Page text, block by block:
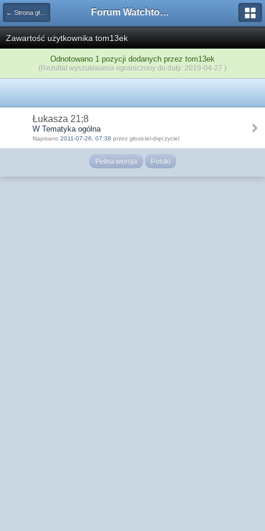
← Strona główna Forum Watchtower
Zawartość użytkownika tom13ek
Odnotowano 1 pozycji dodanych przez tom13ek
(Rezultat wyszukiwania ograniczony do daty: 2019-04-27 )
Łukasza 21;8
W Tematyka ogólna
Napisano 2011-07-26, 07:38 przez głosiciel-dręczyciel
Pełna wersja Polski